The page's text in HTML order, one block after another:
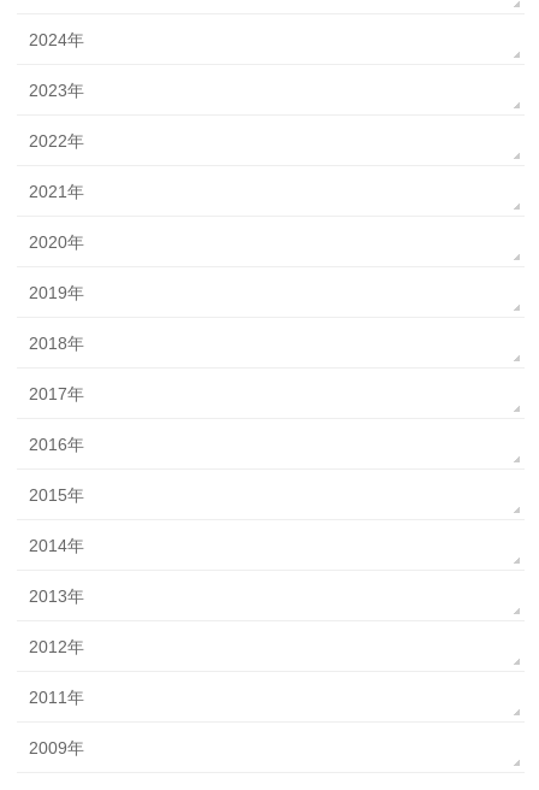
2024年
2023年
2022年
2021年
2020年
2019年
2018年
2017年
2016年
2015年
2014年
2013年
2012年
2011年
2009年